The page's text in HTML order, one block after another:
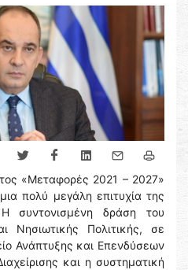
«Μεταφορές 2021 – 2027»
πολύ μεγάλη επιτυχία της
συντονισμένη δράση του
Νησιωτικής Πολιτικής, σε
Ανάπτυξης και Επενδύσεων
και η συστηματική